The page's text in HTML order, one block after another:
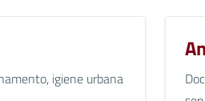
igiene urbana